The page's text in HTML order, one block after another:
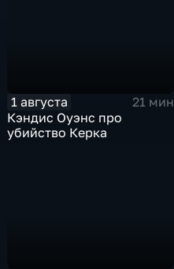
1 августа
21 мин
Кэндис Оуэнс про
убийство Керка